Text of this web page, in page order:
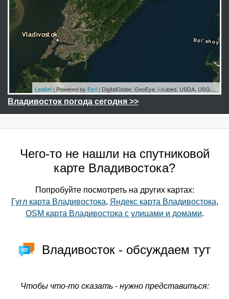
Leaflet | Powered by Esri | DigitalGlobe, GeoEye, i-cubed, USDA, USGS, AEX, Getmapping, Aerogrid, IGN, IGP, swisstopo, and the GIS User Community
Владивосток погода сегодня >>
Чего-то не нашли на спутниковой
карте Владивостока?
Попробуйте посмотреть на других картах:
Гугл карта Владивостока, Яндекс карта Владивостока,
OSM карта Владивостока с улицами и домами.
Владивосток - обсуждаем тут
Чтобы что-то сказать - нужно представиться: